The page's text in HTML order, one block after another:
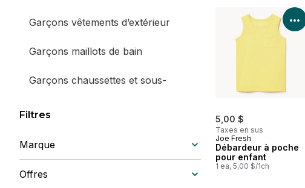
Garçons vêtements d’extérieur
Garçons maillots de bain
Garçons chaussettes et sous-
Garçons chaussures
Garçons accessoires
Filtres
Marque
Offres
5,00 $
Taxes en sus
Joe Fresh
Débardeur à poche
pour enfant
1 ea, 5,00 $/1ch